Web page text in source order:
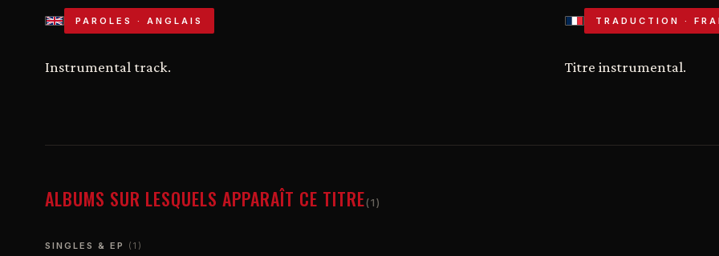
PAROLES · ANGLAIS
Instrumental track.
TRADUCTION ·
Titre instrumental.
ALBUMS SUR LESQUELS APPARAÎT CE TITRE(1)
SINGLES & EP (1)